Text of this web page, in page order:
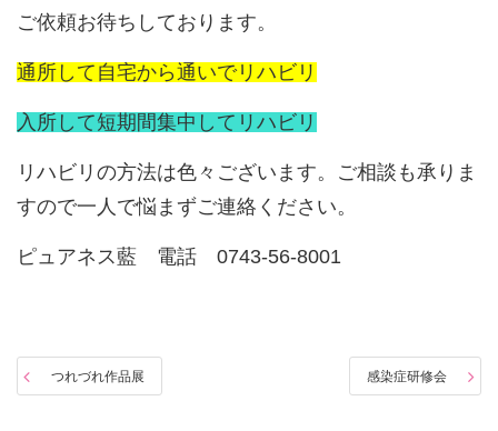
ご依頼お待ちしております。
通所して自宅から通いでリハビリ
入所して短期間集中してリハビリ
リハビリの方法は色々ございます。ご相談も承りま
すので一人で悩まずご連絡ください。
ピュアネス藍 電話 0743-56-8001
感染症研修会
つれづれ作品展